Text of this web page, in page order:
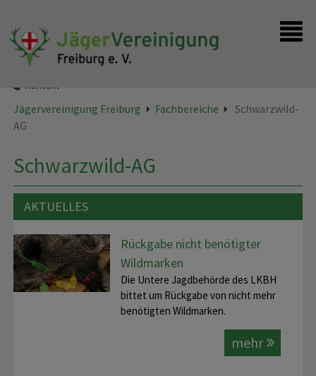
Startseite
Instagram
Kontakt
Jägervereinigung Freiburg Fachbereiche
Schwarzwild-
AG
Schwarzwild-AG
AKTUELLES
Rückgabe nicht benötigter
Wildmarken
Die Untere Jagdbehörde des LKBH
bittet um Rückgabe von nicht mehr
benötigten Wildmarken.
mehr